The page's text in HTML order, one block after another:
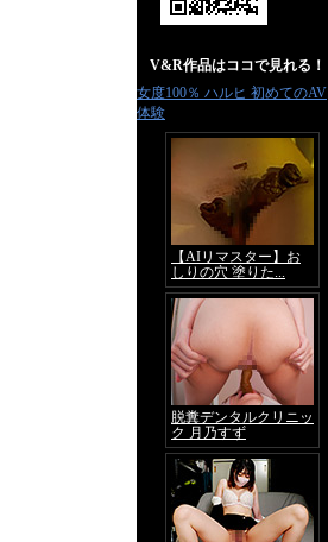
V&R作品はココで見れる！
女度100％ ハルヒ 初めてのAV
体験